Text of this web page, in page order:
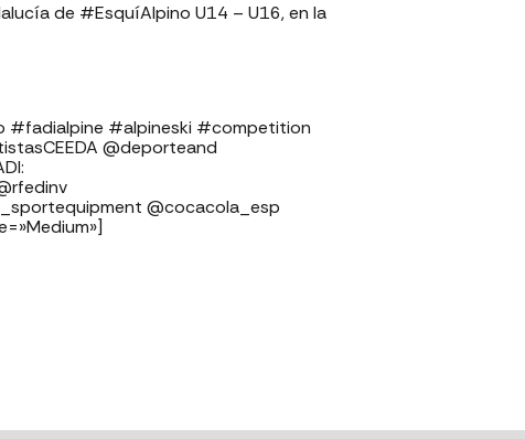
de #EsquíAlpino U14 – U16, en la
#fadialpine #alpineski #competition
@deporteand
@cocacola_esp